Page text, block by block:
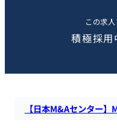
この求
積極採用
【日本M&Aセンター